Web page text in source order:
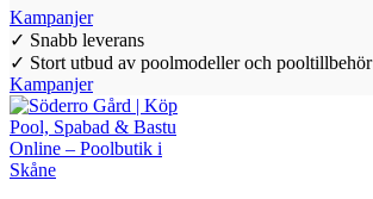
Kampanjer
✓ Snabb leverans
✓ Stort utbud av poolmodeller och pooltillbehör
Kampanjer